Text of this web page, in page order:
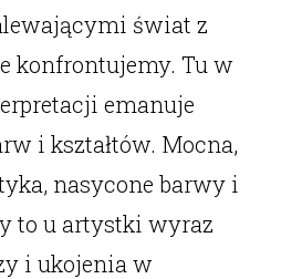
świat z
konfrontujemy. Tu w
emanuje
i kształtów. Mocna,
nasycone barwy i
to u artystki wyraz
i ukojenia w